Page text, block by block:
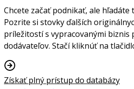
Chcete začať podnikať, ale hľadáte
Pozrite si stovky ďalších
príležitostí s vypracovanými biznis
dodávateľov. Stačí kliknúť na
Získať plný prístup do databázy